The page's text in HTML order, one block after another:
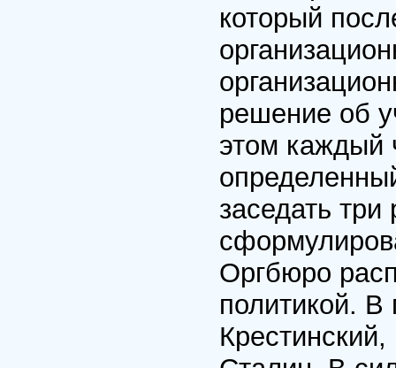
который
решение об
этом каждый
заседать
Оргбюро
политикой.